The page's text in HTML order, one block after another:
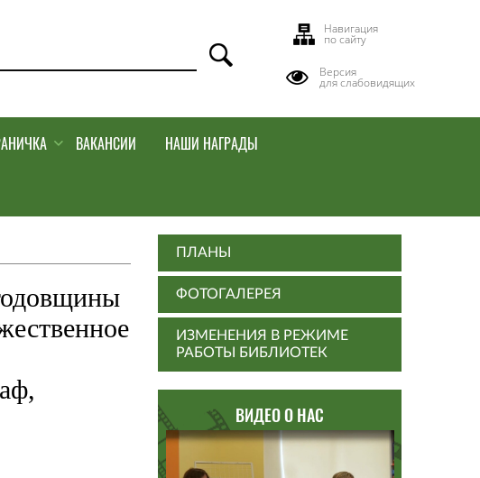
Навигация
по сайту
Версия
для слабовидящих
ВАКАНСИИ НАШИ НАГРАДЫ
ПЛАНЫ
ФОТОГАЛЕРЕЯ
ИЗМЕНЕНИЯ В РЕЖИМЕ
РАБОТЫ БИБЛИОТЕК
ВИДЕО О НАС